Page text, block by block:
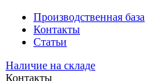
Производственная база
Контакты
Статьи
Наличие на складе
Контакты